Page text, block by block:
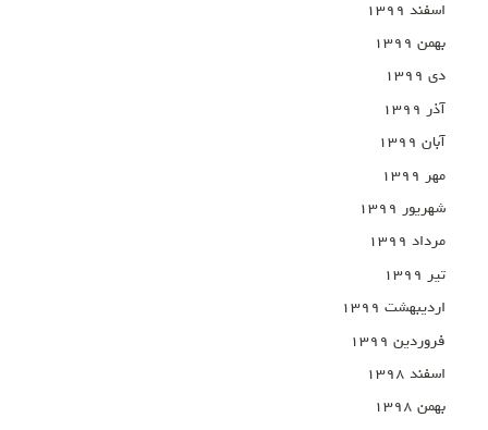
اسفند ۱۳۹۹
بهمن ۱۳۹۹
دی ۱۳۹۹
آذر ۱۳۹۹
آبان ۱۳۹۹
مهر ۱۳۹۹
شهریور ۱۳۹۹
مرداد ۱۳۹۹
تیر ۱۳۹۹
اردیبهشت ۱۳۹۹
فروردین ۱۳۹۹
اسفند ۱۳۹۸
بهمن ۱۳۹۸